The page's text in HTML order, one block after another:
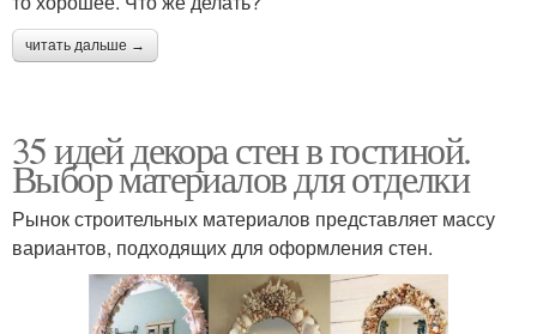
читать дальше →
35 идей декора стен в гостиной.
Выбор материалов для отделки
Рынок строительных материалов представляет массу
вариантов, подходящих для оформления стен.